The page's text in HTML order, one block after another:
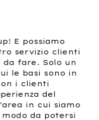
E possiamo
servizio clienti
da fare. Solo un
le basi sono in
i clienti
del
in cui siamo
da potersi